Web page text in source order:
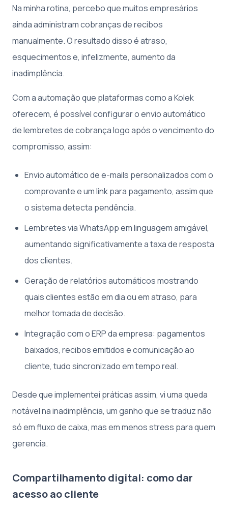
Na minha rotina, percebo que muitos empresários
ainda administram cobranças de recibos
manualmente. O resultado disso é atraso,
esquecimentos e, infelizmente, aumento da
inadimplência.
Com a automação que plataformas como a Kolek
oferecem, é possível configurar o envio automático
de lembretes de cobrança logo após o vencimento do
compromisso, assim:
Envio automático de e-mails personalizados com o
comprovante e um link para pagamento, assim que
o sistema detecta pendência.
Lembretes via WhatsApp em linguagem amigável,
aumentando significativamente a taxa de resposta
dos clientes.
Geração de relatórios automáticos mostrando
quais clientes estão em dia ou em atraso, para
melhor tomada de decisão.
Integração com o ERP da empresa: pagamentos
baixados, recibos emitidos e comunicação ao
cliente, tudo sincronizado em tempo real.
Desde que implementei práticas assim, vi uma queda
notável na inadimplência, um ganho que se traduz não
só em fluxo de caixa, mas em menos stress para quem
gerencia.
Compartilhamento digital: como dar
acesso ao cliente